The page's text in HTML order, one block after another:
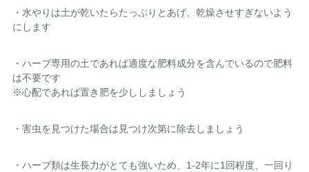
・水やりは土が乾いたらたっぷりとあげ、乾燥させすぎないよう
にします
・ハーブ専用の土であれば適度な肥料成分を含んでいるので肥料
は不要です
※心配であれば置き肥を少ししましょう
・害虫を見つけた場合は見つけ次第に除去しましょう
・ハーブ類は生長力がとても強いため、1-2年に1回程度、一回り